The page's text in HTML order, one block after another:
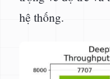
hệ thống.